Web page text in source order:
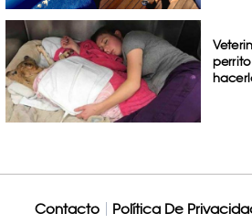
Contacto Política De